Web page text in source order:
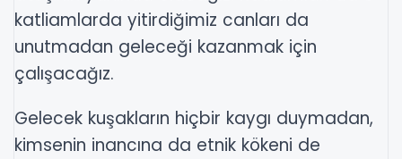
katliamlarda yitirdiğimiz canları da
unutmadan geleceği kazanmak için
çalışacağız.
Gelecek kuşakların hiçbir kaygı duymadan,
kimsenin inancına da etnik kökeni de